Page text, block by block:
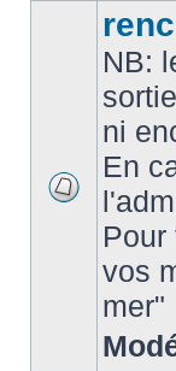
NB:
ni
En
Pour
vos
mer"